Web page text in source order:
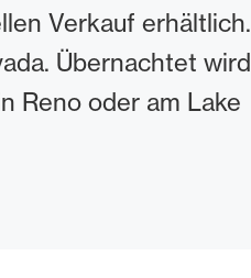
Verkauf erhältlich.
Übernachtet wird
Reno oder am Lake